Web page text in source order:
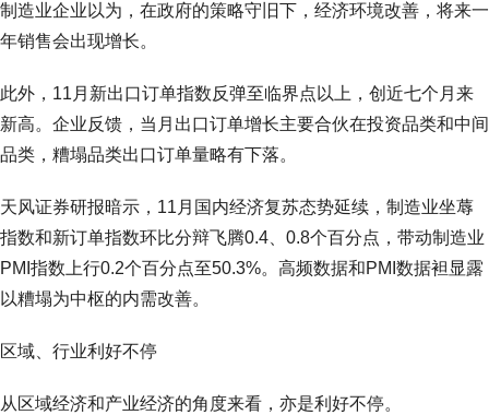
制造业企业以为，在政府的策略守旧下，经济环境改善，将来一
年销售会出现增长。
此外，11月新出口订单指数反弹至临界点以上，创近七个月来
新高。企业反馈，当月出口订单增长主要合伙在投资品类和中间
品类，糟塌品类出口订单量略有下落。
天风证券研报暗示，11月国内经济复苏态势延续，制造业坐蓐
指数和新订单指数环比分辩飞腾0.4、0.8个百分点，带动制造业
PMI指数上行0.2个百分点至50.3%。高频数据和PMI数据袒显露
以糟塌为中枢的内需改善。
区域、行业利好不停
从区域经济和产业经济的角度来看，亦是利好不停。